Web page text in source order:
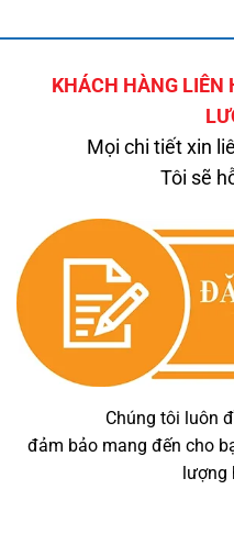
KHÁCH HÀNG LIÊN
Mọi chi tiết xin
Tôi sẽ
Chúng tôi luôn
đảm bảo mang đến cho
lượng